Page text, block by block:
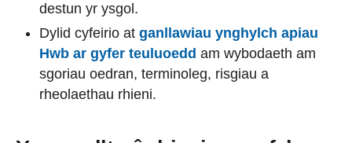
destun yr ysgol.
Dylid cyfeirio at ganllawiau ynghylch apiau
Hwb ar gyfer teuluoedd am wybodaeth am
sgoriau oedran, terminoleg, risgiau a
rheolaethau rhieni.